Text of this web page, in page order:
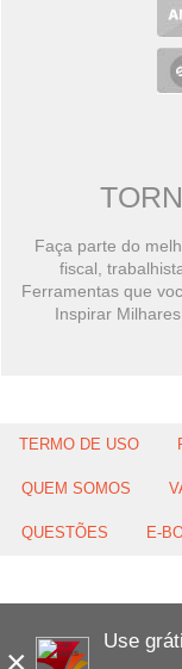
Use
Faça parte do
fiscal,
Ferramentas que
Inspirar
TERMO DE USO
QUEM SOMOS
QUESTÕES E-